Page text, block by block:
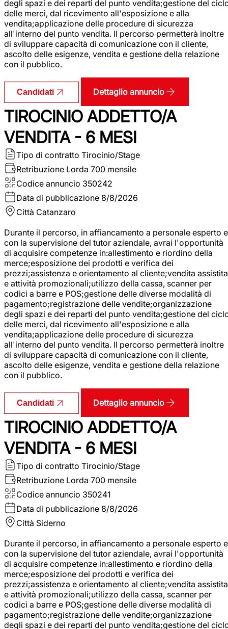
degli spazi e dei reparti del punto vendita;gestione del
delle merci, dal ricevimento all'esposizione e alla
vendita;applicazione delle procedure di sicurezza
all'interno del punto vendita. Il percorso permetterà inoltre
di sviluppare capacità di comunicazione con il cliente,
ascolto delle esigenze, vendita e gestione della relazione
con il pubblico.
Candidati Dettaglio annuncio
TIROCINIO ADDETTO/A
VENDITA - 6 MESI
Tipo di contratto Tirocinio/Stage
Retribuzione Lorda 700 mensile
Codice annuncio 350242
Data di pubblicazione 8/8/2026
Città Catanzaro
Durante il percorso, in affiancamento a personale esperto e
con la supervisione del tutor aziendale, avrai l'opportunità
di acquisire competenze in:allestimento e riordino della
merce;esposizione dei prodotti e verifica dei
prezzi;assistenza e orientamento al cliente;vendita assistita
e attività promozionali;utilizzo della cassa, scanner per
codici a barre e POS;gestione delle diverse modalità di
pagamento;registrazione delle vendite;organizzazione
degli spazi e dei reparti del punto vendita;gestione del
delle merci, dal ricevimento all'esposizione e alla
vendita;applicazione delle procedure di sicurezza
all'interno del punto vendita. Il percorso permetterà inoltre
di sviluppare capacità di comunicazione con il cliente,
ascolto delle esigenze, vendita e gestione della relazione
con il pubblico.
Candidati Dettaglio annuncio
TIROCINIO ADDETTO/A
VENDITA - 6 MESI
Tipo di contratto Tirocinio/Stage
Retribuzione Lorda 700 mensile
Codice annuncio 350241
Data di pubblicazione 8/8/2026
Città Siderno
Durante il percorso, in affiancamento a personale esperto e
con la supervisione del tutor aziendale, avrai l'opportunità
di acquisire competenze in:allestimento e riordino della
merce;esposizione dei prodotti e verifica dei
prezzi;assistenza e orientamento al cliente;vendita assistita
e attività promozionali;utilizzo della cassa, scanner per
codici a barre e POS;gestione delle diverse modalità di
pagamento;registrazione delle vendite;organizzazione
degli spazi e dei reparti del punto vendita;gestione del